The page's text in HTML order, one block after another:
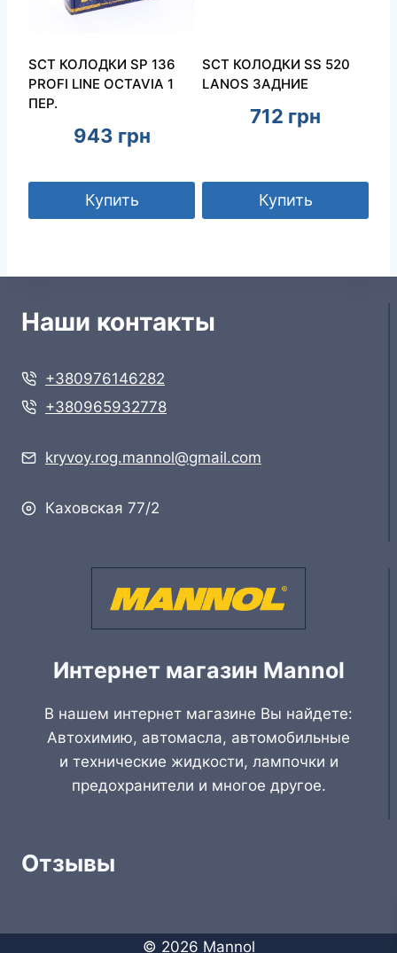
SCT КОЛОДКИ SP 136
PROFI LINE OCTAVIA 1
ПЕР.
943 грн
Купить
SCT КОЛОДКИ SS 520
LANOS ЗАДНИЕ
712 грн
Купить
Наши контакты
+380976146282
+380965932778
kryvoy.rog.mannol@gmail.com
Каховская 77/2
Интернет магазин Mannol
В нашем интернет магазине Вы найдете:
Автохимию, автомасла, автомобильные
и технические жидкости, лампочки и
предохранители и многое другое.
Отзывы
© 2026 Mannol